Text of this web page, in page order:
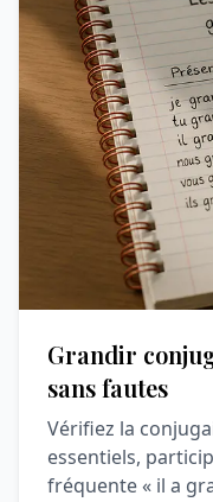
Grandir
sans fautes
Vérifiez la
essentiels,
fréquente « il a